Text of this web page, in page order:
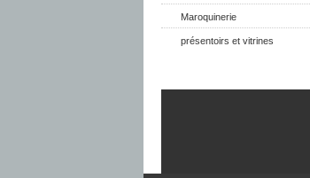
Maroquinerie
présentoirs et vitrines